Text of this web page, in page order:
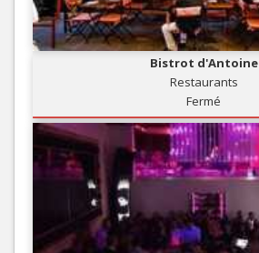
Bistrot d'Antoine
Restaurants
Fermé